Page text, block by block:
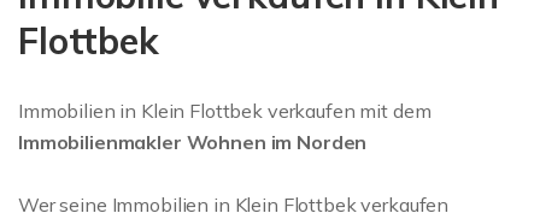
Flottbek
Immobilien in Klein Flottbek verkaufen mit dem
Immobilienmakler Wohnen im Norden
Wer seine Immobilien in Klein Flottbek verkaufen